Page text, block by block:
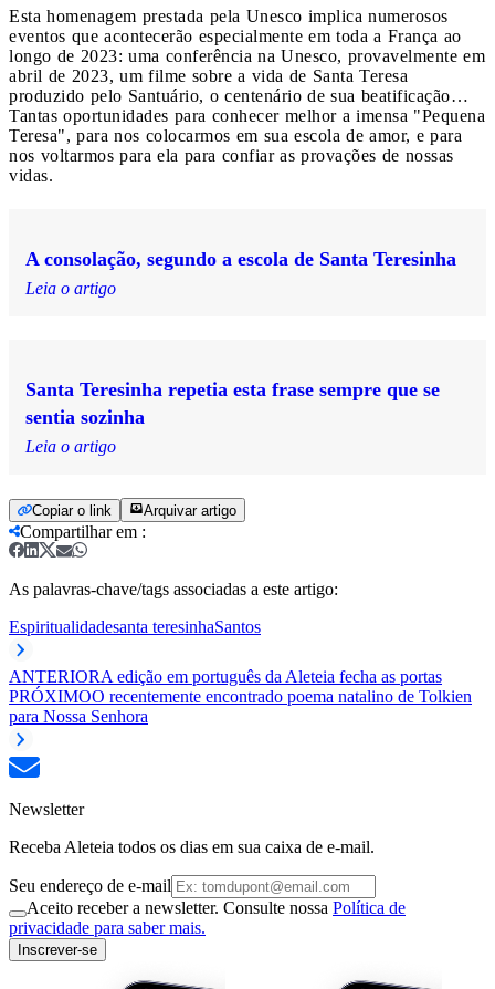
Esta homenagem prestada pela Unesco implica numerosos
eventos que acontecerão especialmente em toda a França ao
longo de 2023: uma conferência na Unesco, provavelmente em
abril de 2023, um filme sobre a vida de Santa Teresa
produzido pelo Santuário, o centenário de sua beatificação…
Tantas oportunidades para conhecer melhor a imensa "Pequena
Teresa", para nos colocarmos em sua escola de amor, e para
nos voltarmos para ela para confiar as provações de nossas
vidas.
A consolação, segundo a escola de Santa Teresinha
Leia o artigo
Santa Teresinha repetia esta frase sempre que se
sentia sozinha
Leia o artigo
Copiar o link Arquivar artigo
Compartilhar em :
As palavras-chave/tags associadas a este artigo:
Espiritualidadesanta teresinhaSantos
ANTERIORA edição em português da Aleteia fecha as portas
PRÓXIMOO recentemente encontrado poema natalino de Tolkien
para Nossa Senhora
Newsletter
Receba Aleteia todos os dias em sua caixa de e-mail.
Seu endereço de e-mail
Aceito receber a newsletter. Consulte nossa Política de
privacidade para saber mais.
Inscrever-se